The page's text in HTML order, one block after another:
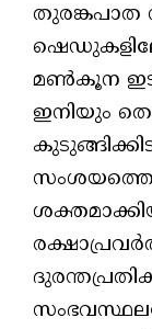
തുരങ്കപാത
മൺകൂന
ഇനിയും